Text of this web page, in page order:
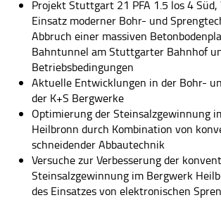
Projekt Stuttgart 21 PFA 1.5 los 4
Einsatz moderner Bohr- und
Abbruch einer massiven
Bahntunnel am Stuttgarter Bahnhof
Betriebsbedingungen
Aktuelle Entwicklungen in der Bohr-
der K+S Bergwerke
Optimierung der Steinsalzgewinnung
Heilbronn durch Kombination von
schneidender Abbautechnik
Versuche zur Verbesserung der
Steinsalzgewinnung im Bergwerk
des Einsatzes von elektronischen